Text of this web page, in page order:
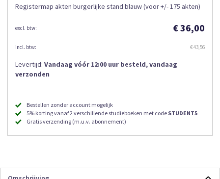
Registermap akten burgerlijke stand blauw (voor +/- 175 akten)
€ 36,00
€ 43,56
Levertijd: Vandaag vóór 12:00 uur besteld, vandaag
verzonden
Bestellen zonder account mogelijk
5% korting vanaf 2 verschillende studieboeken met code STUDENT5
Gratis verzending (m.u.v. abonnement)